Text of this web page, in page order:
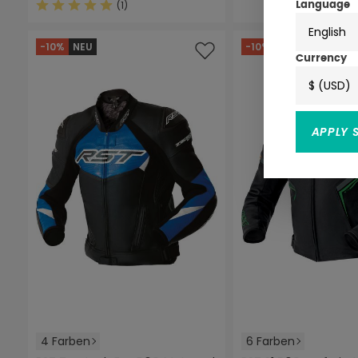
Durchschnittliche Bewertung von 5 von 5 Sternen
(1)
-10% NEU
4 Farben
-10%
6 Farben
Language
English
Currency
$ (USD)
APPLY